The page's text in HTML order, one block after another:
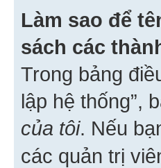
Làm sao để
sách các
Trong bảng
lập hệ thống”,
của tôi. Nếu
các quản trị